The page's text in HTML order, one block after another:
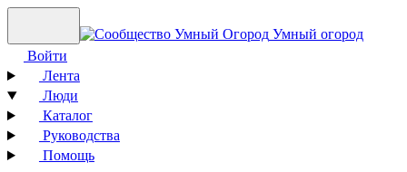
Умный огород
Войти
Лента
Люди
Каталог
Руководства
Помощь